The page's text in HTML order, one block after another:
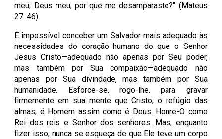
meu, Deus meu, por que me desamparaste?" (Mateus
27. 46).
É impossível conceber um Salvador mais adequado às
necessidades do coração humano do que o Senhor
Jesus Cristo—adequado não apenas por Seu poder,
mas também por Sua compaixão—adequado não
apenas por Sua divindade, mas também por Sua
humanidade. Esforce-se, rogo-lhe, para gravar
firmemente em sua mente que Cristo, o refúgio das
almas, é Homem assim como é Deus. Honre-O como
Rei dos reis e Senhor dos senhores. Mas, enquanto
fizer isso, nunca se esqueça de que Ele teve um corpo